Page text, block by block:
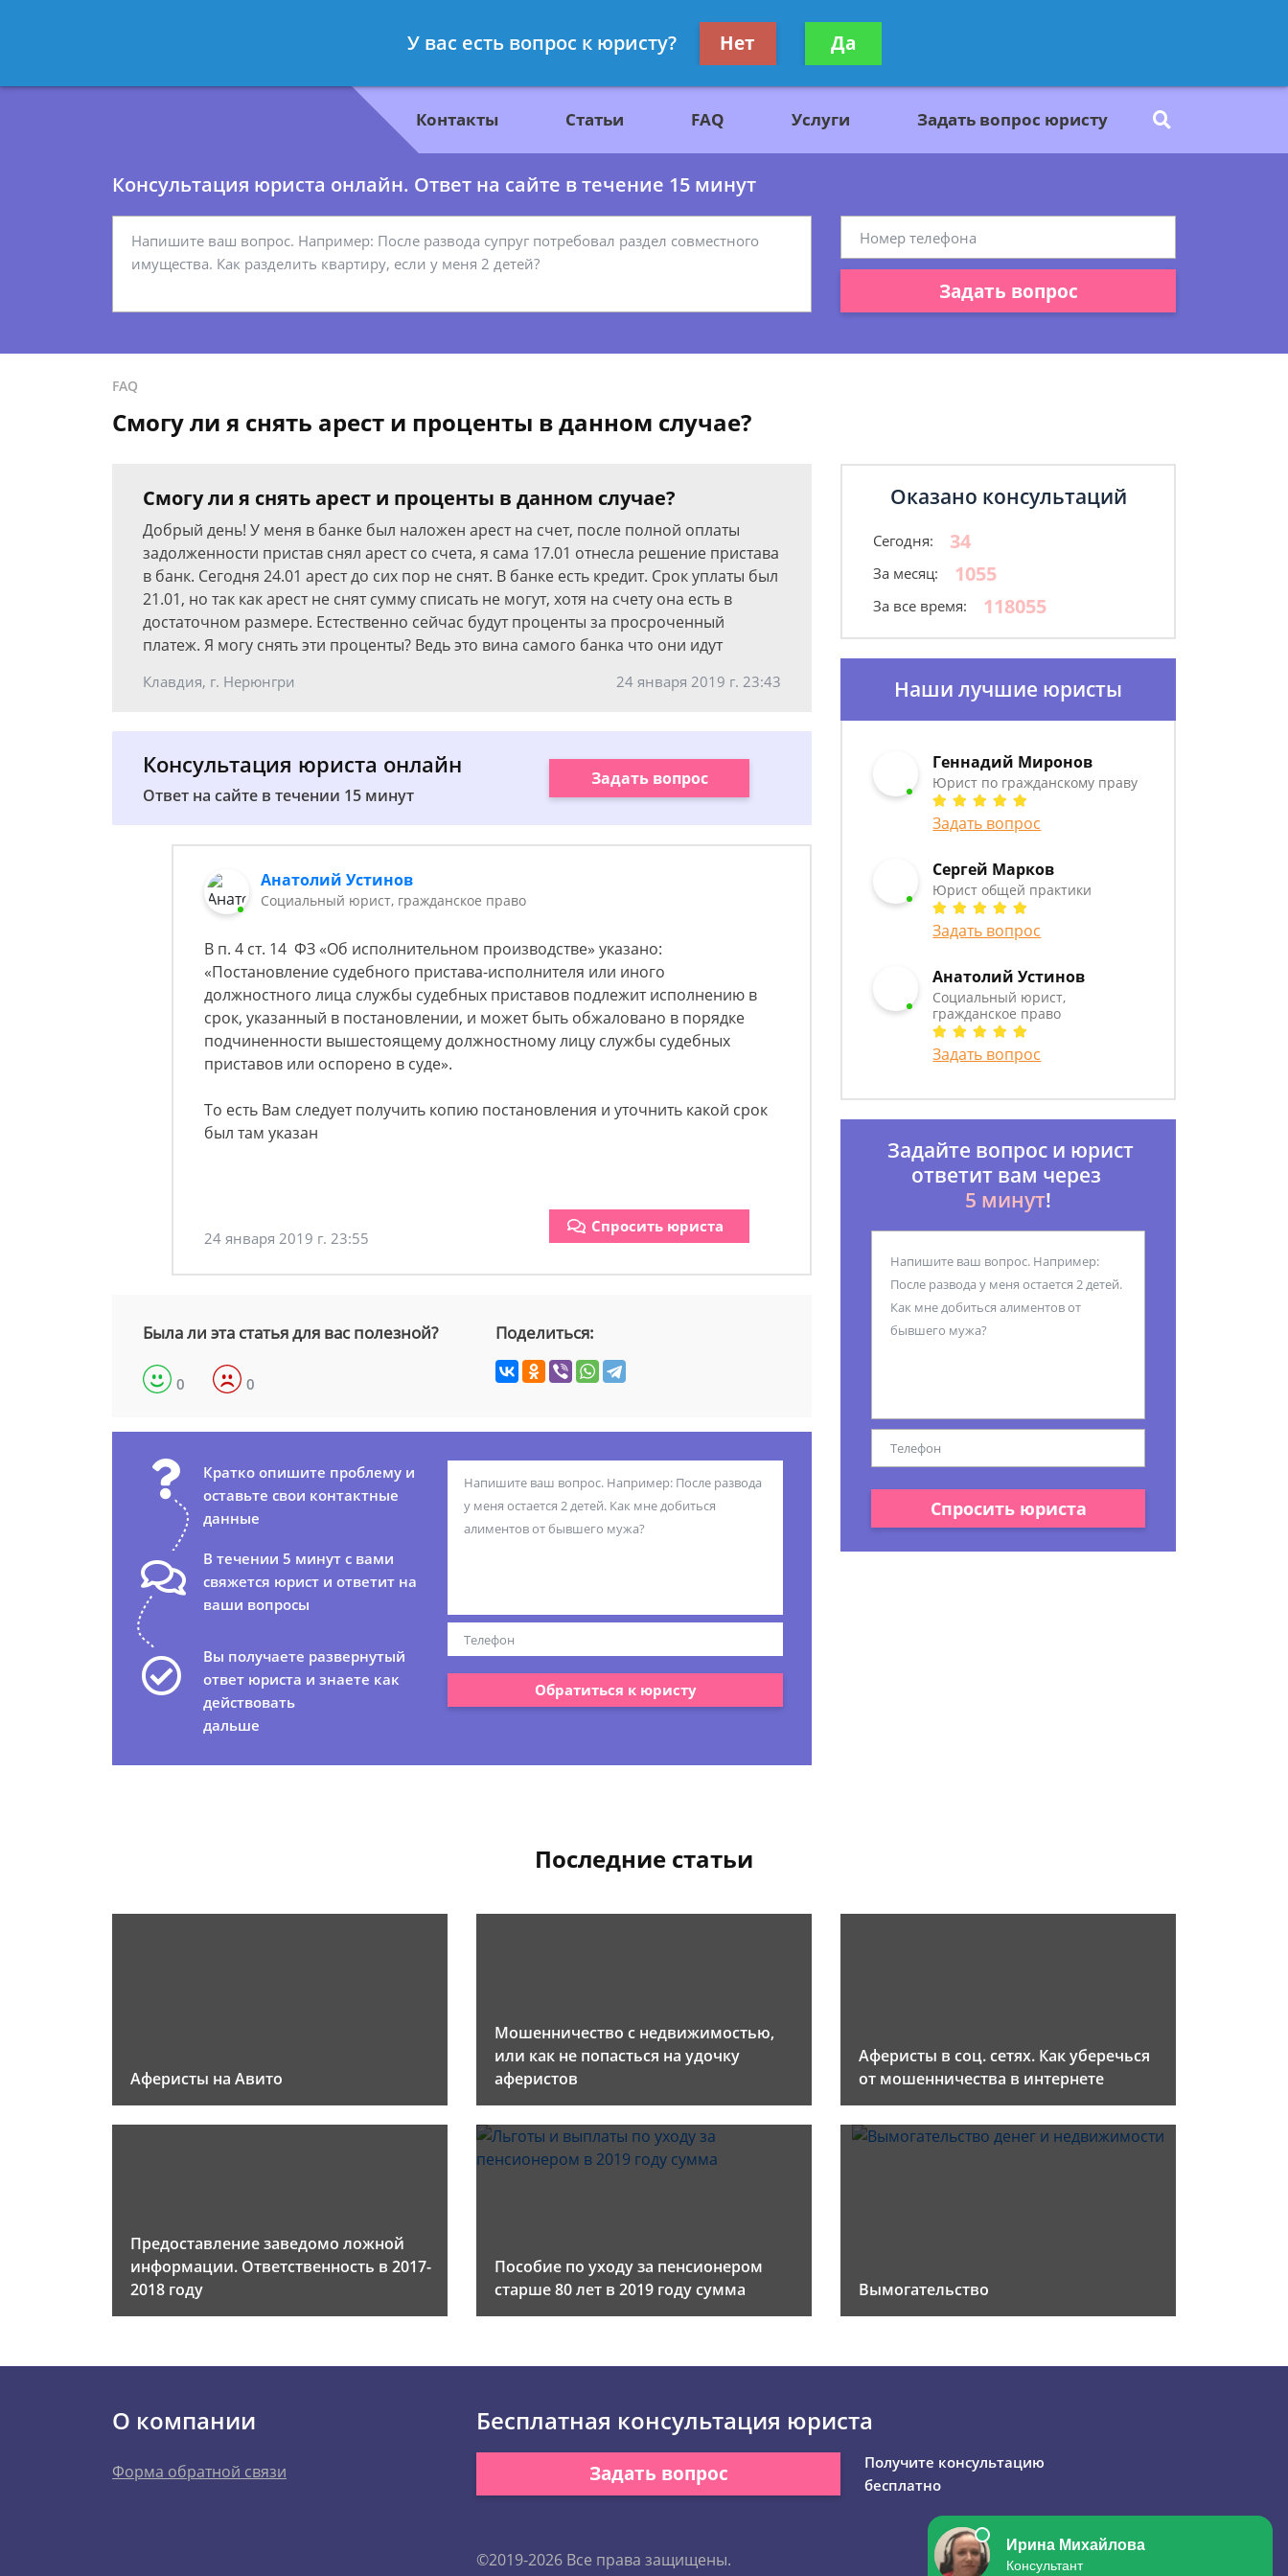
- Юрист по гражданскому праву
Получите консультацию
бесплатно
Контакты Статьи FAQ Услуги Задать вопрос юристу
Консультация юриста онлайн. Ответ на сайте в течение 15 минут
Задать вопрос
FAQ
Смогу ли я снять арест и проценты в данном случае?
Смогу ли я снять арест и проценты в данном случае?
Добрый день! У меня в банке был наложен арест на счет, после полной оплаты
задолженности пристав снял арест со счета, я сама 17.01 отнесла решение пристава
в банк. Сегодня 24.01 арест до сих пор не снят. В банке есть кредит. Срок уплаты был
21.01, но так как арест не снят сумму списать не могут, хотя на счету она есть в
достаточном размере. Естественно сейчас будут проценты за просроченный
платеж. Я могу снять эти проценты? Ведь это вина самого банка что они идут
Клавдия, г. Нерюнгри 24 января 2019 г. 23:43
Консультация юриста онлайн
Ответ на сайте в течении 15 минут
Задать вопрос
Анатолий Устинов
Социальный юрист, гражданское право
В п. 4 ст. 14 ФЗ «Об исполнительном производстве» указано:
«Постановление судебного пристава-исполнителя или иного
должностного лица службы судебных приставов подлежит исполнению в
срок, указанный в постановлении, и может быть обжаловано в порядке
подчиненности вышестоящему должностному лицу службы судебных
приставов или оспорено в суде».
То есть Вам следует получить копию постановления и уточнить какой срок
был там указан
24 января 2019 г. 23:55
Спросить юриста
Была ли эта статья для вас полезной?
0 0
Поделиться:
Кратко опишите проблему и
оставьте свои контактные
данные
В течении 5 минут с вами
свяжется юрист и ответит на
ваши вопросы
Вы получаете развернутый
ответ юриста и знаете как
действовать
дальше
Обратиться к юристу
Оказано консультаций
Сегодня: 34
За месяц: 1055
За все время: 118055
Наши лучшие юристы
Геннадий Миронов
Юрист по гражданскому праву
Задать вопрос
Сергей Марков
Юрист общей практики
Задать вопрос
Анатолий Устинов
Социальный юрист,
гражданское право
Задать вопрос
Задайте вопрос и юрист
ответит вам через
5 минут!
Спросить юриста
Последние статьи
Аферисты на Авито
Мошенничество с недвижимостью,
или как не попасться на удочку
аферистов
Аферисты в соц. сетях. Как уберечься
от мошенничества в интернете
Предоставление заведомо ложной
информации. Ответственность в 2017-
2018 году
Пособие по уходу за пенсионером
старше 80 лет в 2019 году сумма
Вымогательство
О компании
Форма обратной связи
Бесплатная консультация юриста
Задать вопрос
Получите консультацию
бесплатно
©2019-2026 Все права защищены.
У вас есть вопрос к юристу? Нет Да